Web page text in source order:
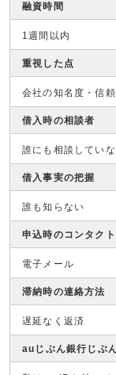
融資時間
1週間以内
重視した点
会社の知名度・信
借入時の相談者
誰にも相談してい
借入事実の把握
誰も知らない
申込時のコンタクト
電子メール
滞納時の連絡方法
遅延なく返済
auじぶん銀行じぶ